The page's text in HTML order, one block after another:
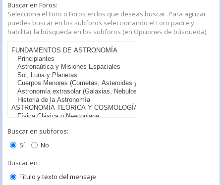
Buscar en Foros:
Selecciona el Foro o Foros en los que deseas buscar. Para agilizar
puedes buscar en los subforos seleccionando el Foro padre y
habilitar la búsqueda en los subforos (en Opciones de búsqueda).
Buscar en subforos:
Sí
No
Buscar en :
Título y texto del mensaje